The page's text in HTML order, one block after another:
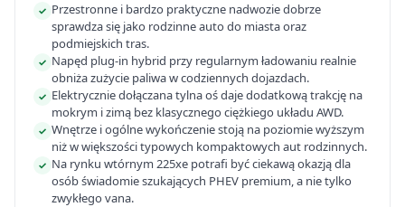
✓ Przestronne i bardzo praktyczne nadwozie dobrze
sprawdza się jako rodzinne auto do miasta oraz
podmiejskich tras.
✓ Napęd plug-in hybrid przy regularnym ładowaniu realnie
obniża zużycie paliwa w codziennych dojazdach.
✓ Elektrycznie dołączana tylna oś daje dodatkową trakcję na
mokrym i zimą bez klasycznego ciężkiego układu AWD.
✓ Wnętrze i ogólne wykończenie stoją na poziomie wyższym
niż w większości typowych kompaktowych aut rodzinnych.
✓ Na rynku wtórnym 225xe potrafi być ciekawą okazją dla
osób świadomie szukających PHEV premium, a nie tylko
zwykłego vana.